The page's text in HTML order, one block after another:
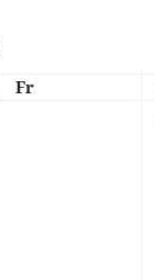
Freitag
Fr